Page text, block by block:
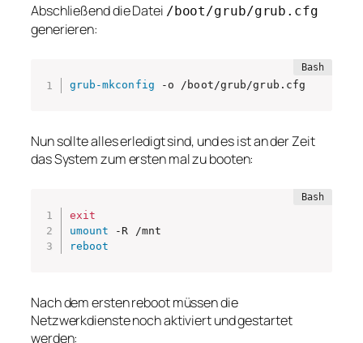
Abschließend die Datei /boot/grub/grub.cfg
generieren:
grub-mkconfig -o /boot/grub/grub.cfg
Nun sollte alles erledigt sind, und es ist an der Zeit
das System zum ersten mal zu booten:
exit
umount
reboot
Nach dem ersten reboot müssen die
Netzwerkdienste noch aktiviert und gestartet
werden: